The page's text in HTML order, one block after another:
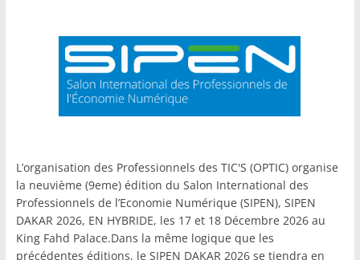
L’organisation des Professionnels des TIC'S (OPTIC) organise
la neuvième (9eme) édition du Salon International des
Professionnels de l’Economie Numérique (SIPEN), SIPEN
DAKAR 2026, EN HYBRIDE, les 17 et 18 Décembre 2026 au
King Fahd Palace.Dans la même logique que les
précédentes éditions, le SIPEN DAKAR 2026 se tiendra en